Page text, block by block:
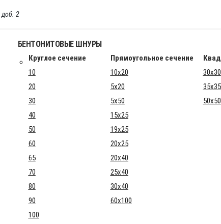
доб. 2
БЕНТОНИТОВЫЕ ШНУРЫ
Круглое сечение Прямоугольное сечение
10
10x20
30x30
20
5x20
35x35
30
5x50
50x50
40
15x25
50
19x25
60
20x25
65
20x40
70
25x40
80
30x40
90
60x100
100